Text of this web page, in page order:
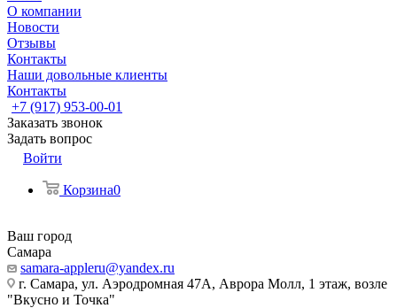
О компании
Новости
Отзывы
Контакты
Наши довольные клиенты
Контакты
+7 (917) 953-00-01
Заказать звонок
Задать вопрос
Войти
Корзина0
Ваш город
Самара
samara-appleru@yandex.ru
г. Самара, ул. Аэродромная 47А, Аврора Молл, 1 этаж, возле
"Вкусно и Точка"